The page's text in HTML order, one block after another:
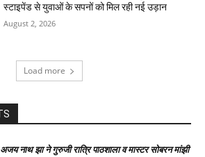
स्टाइपेंड से युवाओं के सपनों को मिल रही नई उड़ान
August 2, 2026
Load more
नाथ झा ने गुरुजी रात्रि पाठशाला व मास्टर सोबरन मांझी